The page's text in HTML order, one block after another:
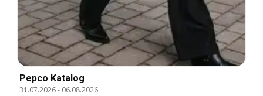
Pepco Katalog
31.07.2026- 06.08.2026